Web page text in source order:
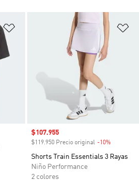
Añadir a la lista de deseos
Precio de venta
$107.955
$119.950 Precio original -10%
Shorts Train Essentials 3 Rayas
Niño Performance
2 colores